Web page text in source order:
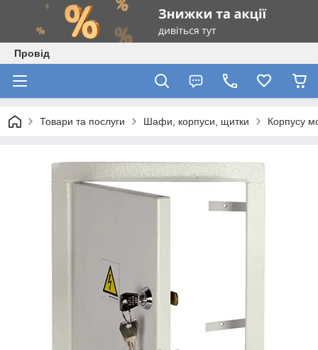
Провід
Товари та послуги Шафи, корпуси, щитки Корпусу